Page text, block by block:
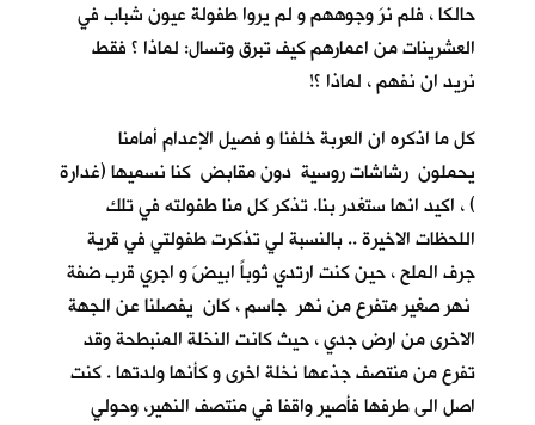
حالكا ، فلم نرَ وجوههم و لم يروا طفولة عيون شباب في
العشرينات من اعمارهم كيف تبرق وتسال: لماذا ؟ فقط
نريد ان نفهم ، لماذا ؟!
كل ما اذكره ان العربة خلفنا و فصيل الإعدام أمامنا
يحملون رشاشات روسية دون مقابض كنا نسميها (غدارة
) ، اكيد انها ستغدر بنا. تذكر كل منا طفولته في تلك
اللحظات الاخيرة .. بالنسبة لي تذكرت طفولتي في قرية
جرف الملح، حين كنت ارتدي ثوباً ابيضَ و اجري قرب ضفة
نهر صغير متفرع من نهر جاسم ، كان يفصلنا عن الجهة
الاخرى من ارض جدي ، حيث كانت النخلة المنبطحة وقد
تفرع من منتصف جذعها نخلة اخرى و كأنها ولدتها . كنت
اصل الى طرفها فأصير واقفا في منتصف النهير، وحولي